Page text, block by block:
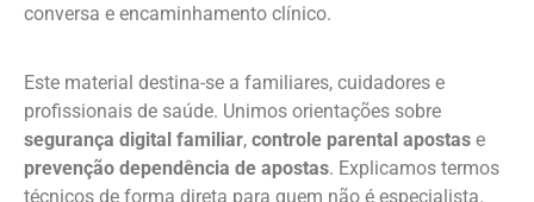
conversa e encaminhamento clínico.
Este material destina-se a familiares, cuidadores e
profissionais de saúde. Unimos orientações sobre
segurança digital familiar, controle parental apostas e
prevenção dependência de apostas. Explicamos termos
técnicos de forma direta para quem não é especialista.